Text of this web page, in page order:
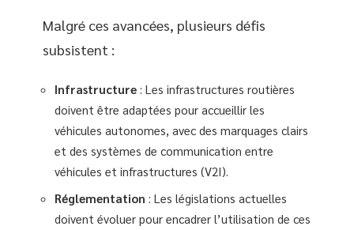
Malgré ces avancées, plusieurs défis
subsistent :
Infrastructure : Les infrastructures routières
doivent être adaptées pour accueillir les
véhicules autonomes, avec des marquages clairs
et des systèmes de communication entre
véhicules et infrastructures (V2I).
Réglementation : Les législations actuelles
doivent évoluer pour encadrer l’utilisation de ces